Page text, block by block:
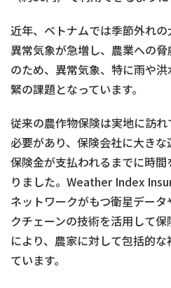
近年、ベトナムでは季節外れ
異常気象が急増し、農業への
のため、異常気象、特に雨や
緊の課題となっています。
従来の農作物保険は実地に訪
必要があり、保険会社に大きな
保険金が支払われるまでに時
りました。Weather Index
ネットワークがもつ衛星デー
クチェーンの技術を活用して
により、農家に対して包括的
ています。